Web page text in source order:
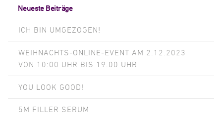
Neueste Beiträge
ICH BIN UMGEZOGEN!
WEIHNACHTS-ONLINE-EVENT AM 2.12.2023
VON 10:00 UHR BIS 19.00 UHR
YOU LOOK GOOD!
5M FILLER SERUM